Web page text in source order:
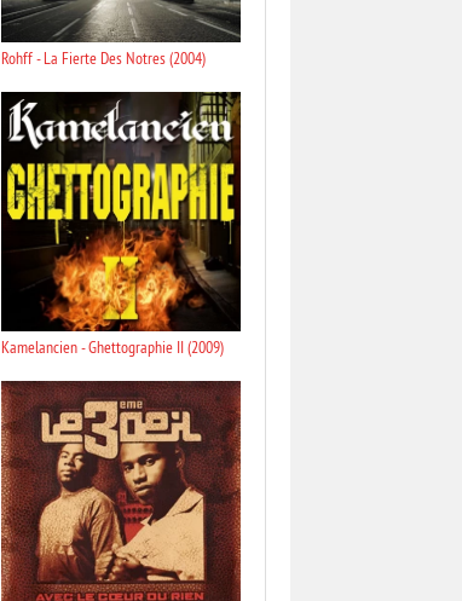
Rohff - La Fierte Des Notres (2004)
Kamelancien - Ghettographie II (2009)